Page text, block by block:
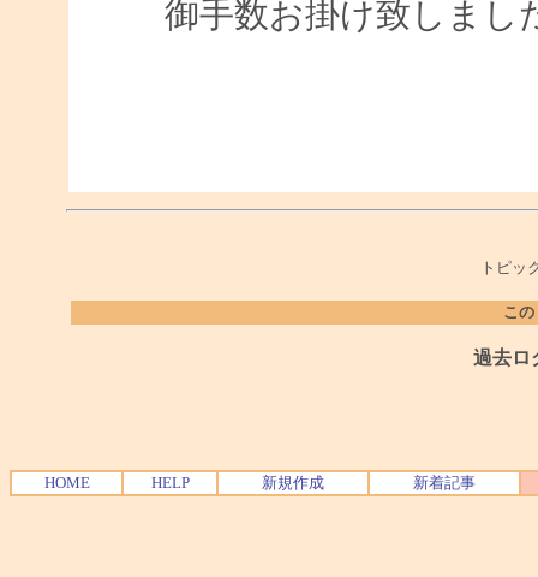
御手数お掛け致しまし
トピッ
こ
過去ロ
HOME HELP 新規作成 新着記事